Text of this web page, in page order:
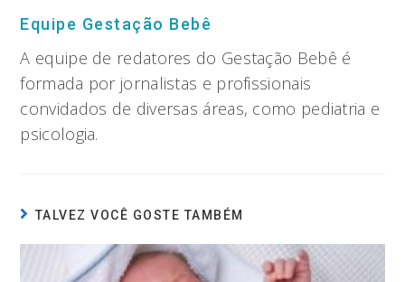
Equipe Gestação Bebê
A equipe de redatores do Gestação Bebê é
formada por jornalistas e profissionais
convidados de diversas áreas, como pediatria e
psicologia.
TALVEZ VOCÊ GOSTE TAMBÉM